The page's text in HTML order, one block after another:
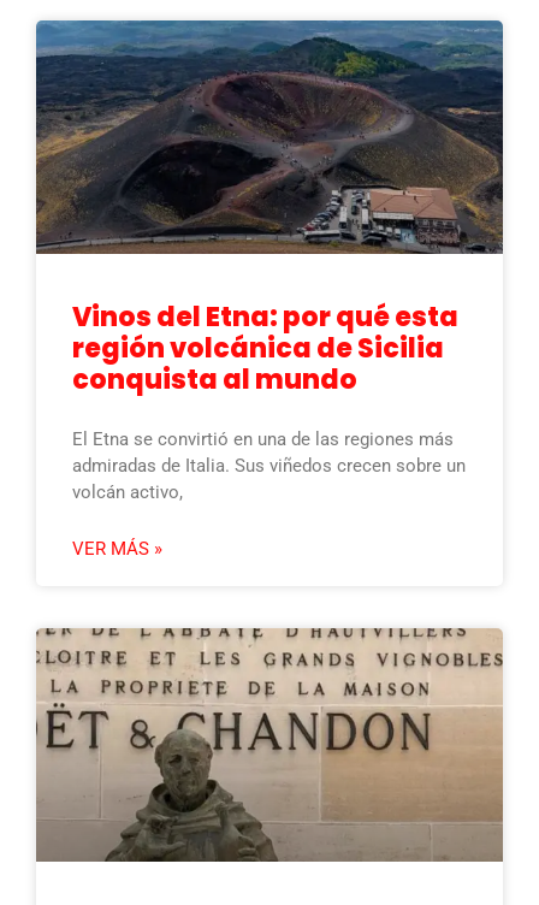
Vinos del Etna: por qué esta
región volcánica de Sicilia
conquista al mundo
El Etna se convirtió en una de las regiones más
admiradas de Italia. Sus viñedos crecen sobre un
volcán activo,
VER MÁS »